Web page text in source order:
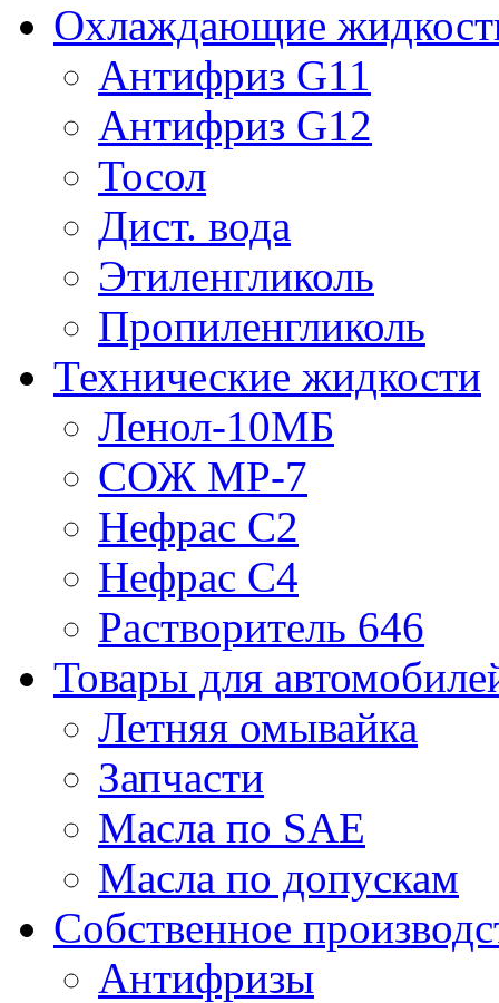
Охлаждающие
Антифриз G11
Антифриз G12
Тосол
Дист. вода
Этиленгликоль
Пропиленгликоль
Технические жидкости
Ленол-10МБ
СОЖ МР-7
Нефрас С2
Нефрас С4
Растворитель 646
Товары для
Летняя омывайка
Запчасти
Масла по SAE
Масла по допускам
Собственное
Антифризы